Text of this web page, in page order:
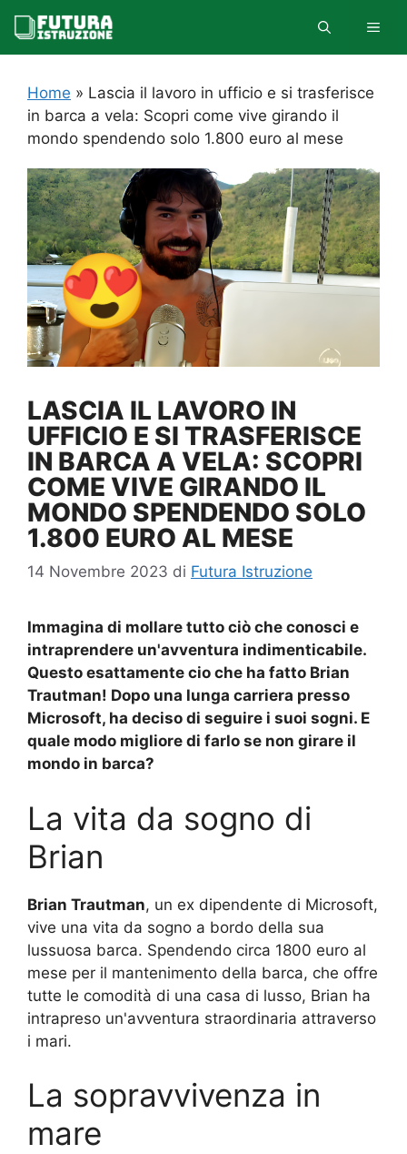
contenuto
Home » Lascia il lavoro in ufficio e si trasferisce
in barca a vela: Scopri come vive girando il
mondo spendendo solo 1.800 euro al mese
LASCIA IL LAVORO IN
UFFICIO E SI TRASFERISCE
IN BARCA A VELA: SCOPRI
COME VIVE GIRANDO IL
MONDO SPENDENDO SOLO
1.800 EURO AL MESE
14 Novembre 2023 di Futura Istruzione
Immagina di mollare tutto ciò che conosci e
intraprendere un'avventura indimenticabile.
Questo esattamente cio che ha fatto Brian
Trautman! Dopo una lunga carriera presso
Microsoft, ha deciso di seguire i suoi sogni. E
quale modo migliore di farlo se non girare il
mondo in barca?
La vita da sogno di
Brian
Brian Trautman, un ex dipendente di Microsoft,
vive una vita da sogno a bordo della sua
lussuosa barca. Spendendo circa 1800 euro al
mese per il mantenimento della barca, che offre
tutte le comodità di una casa di lusso, Brian ha
intrapreso un'avventura straordinaria attraverso
i mari.
La sopravvivenza in
mare